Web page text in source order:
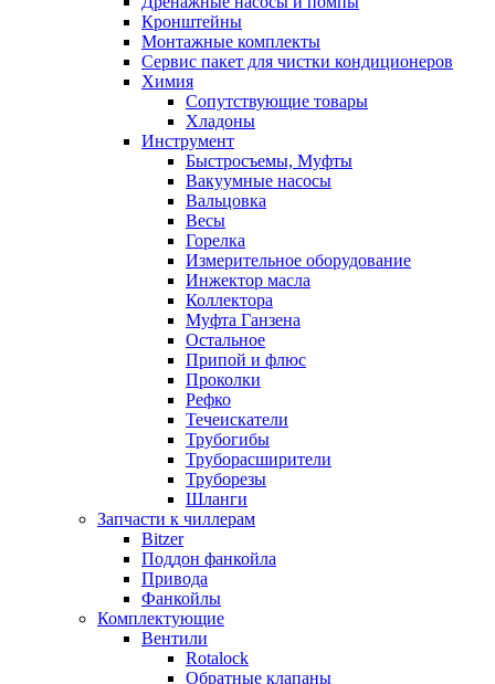
Кронштейны
Монтажные комплекты
Сервис пакет для чистки кондиционеров
Химия
Сопутствующие товары
Хладоны
Инструмент
Быстросъемы, Муфты
Вакуумные насосы
Вальцовка
Весы
Горелка
Измерительное оборудование
Инжектор масла
Коллектора
Муфта Ганзена
Остальное
Припой и флюс
Проколки
Рефко
Течеискатели
Трубогибы
Труборасширители
Труборезы
Шланги
Запчасти к чиллерам
Bitzer
Поддон фанкойла
Привода
Фанкойлы
Комплектующие
Вентили
Rotalock
Обратные клапаны